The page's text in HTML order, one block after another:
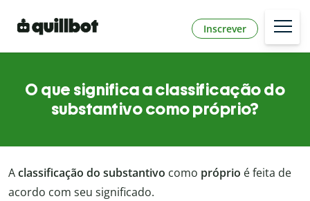
Inscrever
O que significa a classificação do
substantivo como próprio?
Aclassificação do substantivo como próprio é feita de
acordo com seu significado.